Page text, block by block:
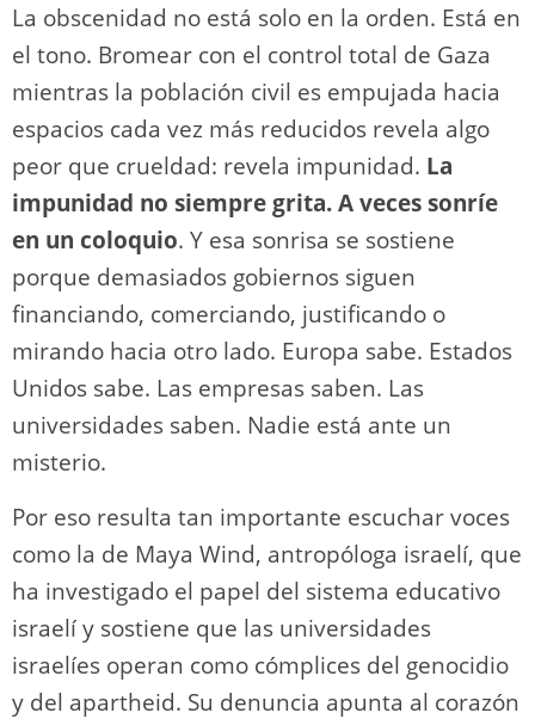
La obscenidad no está solo en la orden. Está en
el tono. Bromear con el control total de Gaza
mientras la población civil es empujada hacia
espacios cada vez más reducidos revela algo
peor que crueldad: revela impunidad. La
impunidad no siempre grita. A veces sonríe
en un coloquio. Y esa sonrisa se sostiene
porque demasiados gobiernos siguen
financiando, comerciando, justificando o
mirando hacia otro lado. Europa sabe. Estados
Unidos sabe. Las empresas saben. Las
universidades saben. Nadie está ante un
misterio.
Por eso resulta tan importante escuchar voces
como la de Maya Wind, antropóloga israelí, que
ha investigado el papel del sistema educativo
israelí y sostiene que las universidades
israelíes operan como cómplices del genocidio
y del apartheid. Su denuncia apunta al corazón